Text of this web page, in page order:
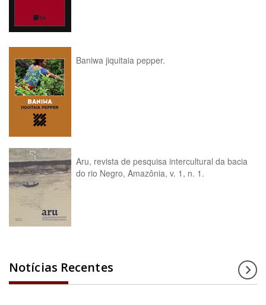
Baniwa jiquitaia pepper.
Aru, revista de pesquisa intercultural da bacia
do rio Negro, Amazônia, v. 1, n. 1.
Notícias Recentes